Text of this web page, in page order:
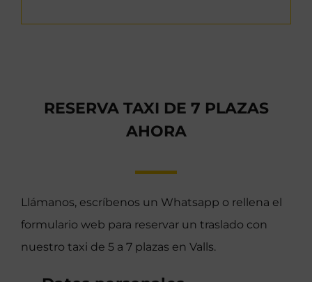
RESERVA TAXI DE 7 PLAZAS
AHORA
Llámanos, escríbenos un Whatsapp o rellena el
formulario web para reservar un traslado con
nuestro taxi de 5 a 7 plazas en Valls.